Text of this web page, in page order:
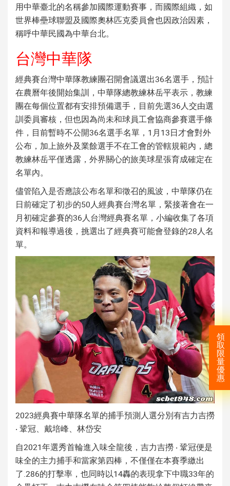
領
取
限
量
優
惠
用中華臺北的名稱參加國際運動賽事，而國際組織，如
世界棒壘球聯盟及國際奧林匹克委員會也因政治因素，
稱呼中華民國為中華台北。
台灣中華隊
經典賽台灣中華隊教練團召開會議選出36名選手，預計
在農曆年後開始集訓，中華隊總教練林岳平表示，教練
團在每個位置都有安排預備選手，目前先選36人交由選
訓委員審核，但也因為尚未和球員工會協商參賽選手條
件，目前暫時不公開36名選手名單，1月13日才會對外
公布，加上旅外及業餘選手不在工會的管轄規範內，總
教練林岳平僅透露，外界關心的旅美球星張育成確定在
名單內。
儘管陷入是否應該公布名單和徵召的風波，中華隊仍在
日前確定了初步的50人經典賽台灣名單，緊接著會在一
月初確定參賽的36人台灣經典賽名單，小編收集了各項
資料和報導過後，挑選出了經典賽可能會登錄的28人名
單。
2023經典賽中華隊名單的捕手預測人選分別有吉力吉撈
‧ 鞏冠、戴培峰、林岱安
自2021年選秀首輪進入味全龍後，吉力吉撈 ‧ 鞏冠便是
味全的主力捕手和當家第四棒，不僅僅在本賽季繳出
了.286的打擊率，也同時以14轟的表現拿下中職33年的